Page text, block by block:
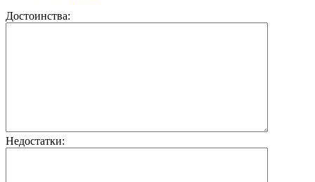
Достоинства:
Недостатки: